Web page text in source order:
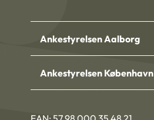
Ankestyrelsen Aalborg
Ankestyrelsen København